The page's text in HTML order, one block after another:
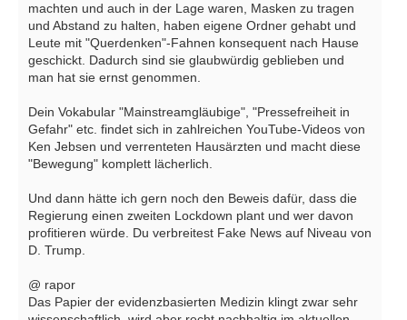
machten und auch in der Lage waren, Masken zu tragen
und Abstand zu halten, haben eigene Ordner gehabt und
Leute mit "Querdenken"-Fahnen konsequent nach Hause
geschickt. Dadurch sind sie glaubwürdig geblieben und
man hat sie ernst genommen.
Dein Vokabular "Mainstreamgläubige", "Pressefreiheit in
Gefahr" etc. findet sich in zahlreichen YouTube-Videos von
Ken Jebsen und verrenteten Hausärzten und macht diese
"Bewegung" komplett lächerlich.
Und dann hätte ich gern noch den Beweis dafür, dass die
Regierung einen zweiten Lockdown plant und wer davon
profitieren würde. Du verbreitest Fake News auf Niveau von
D. Trump.
@ rapor
Das Papier der evidenzbasierten Medizin klingt zwar sehr